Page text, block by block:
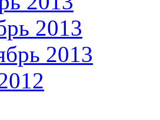
2013
2013